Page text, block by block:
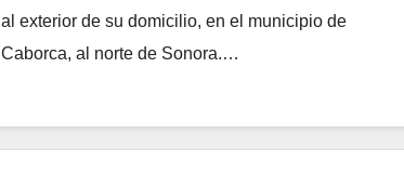
al exterior de su domicilio, en el municipio de
Caborca, al norte de Sonora.…